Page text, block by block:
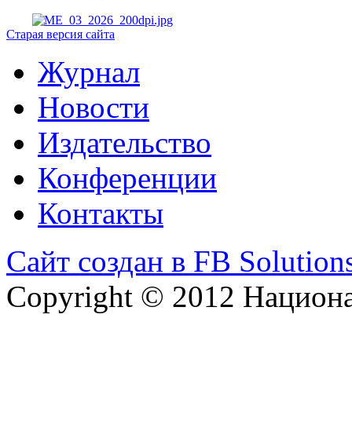
Старая версия сайта
Журнал
Новости
Издательство
Конференции
Контакты
Сайт создан в FB
Copyright © 2012